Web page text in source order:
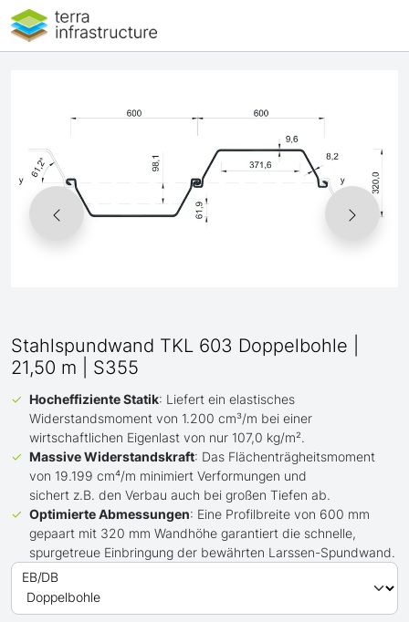
Stahlspundwand TKL 603 Doppelbohle |
21,50 m | S355
Hocheffiziente Statik: Liefert ein elastisches
Widerstandsmoment von 1.200 cm³/m bei einer
wirtschaftlichen Eigenlast von nur 107,0 kg/m².
Massive Widerstandskraft: Das Flächenträgheitsmoment
von 19.199 cm⁴/m minimiert Verformungen und
sichert z.B. den Verbau auch bei großen Tiefen ab.
Optimierte Abmessungen: Eine Profilbreite von 600 mm
gepaart mit 320 mm Wandhöhe garantiert die schnelle,
spurgetreue Einbringung der bewährten Larssen-Spundwand.
EB/DB